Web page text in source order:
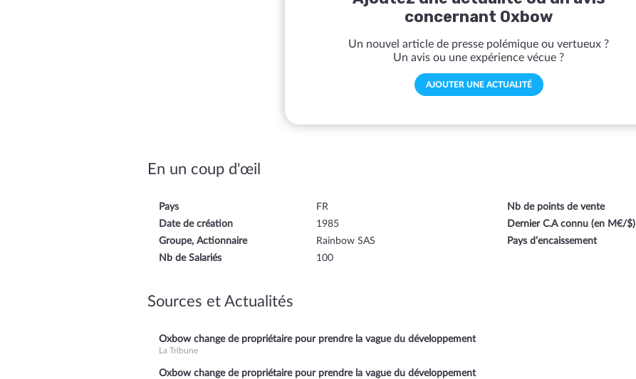
concernant Oxbow
Un nouvel article de presse polémique ou vertueux ?
Un avis ou une expérience vécue ?
AJOUTER UNE ACTUALITÉ
En un coup d'œil
Pays
FR
Date de création
1985
Groupe, Actionnaire
Rainbow SAS
Nb de Salariés
100
Nb de points de vente
Dernier C.A connu (en M€/$)
Pays d’encaissement
Sources et Actualités
Oxbow change de propriétaire pour prendre la vague du développement
La Tribune
Oxbow change de propriétaire pour prendre la vague du développement